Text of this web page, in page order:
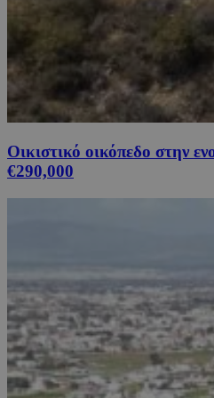
Οικιστικό οικόπεδο στην
€290,000